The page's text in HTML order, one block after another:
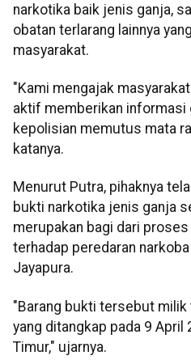
narkotika baik jenis ganja,
obatan terlarang lainnya
masyarakat.
"Kami mengajak
aktif memberikan informasi
kepolisian memutus mata
katanya.
Menurut Putra, pihaknya
bukti narkotika jenis ganja
merupakan bagi dari
terhadap peredaran
Jayapura.
"Barang bukti tersebut
yang ditangkap pada 9 April
Timur," ujarnya.